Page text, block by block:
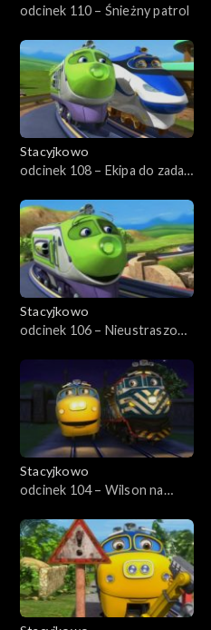
odcinek 110 – Śnieżny patrol
Stacyjkowo
odcinek 108 – Ekipa do zadań
Stacyjkowo
odcinek 106 – Nieustraszony
Stacyjkowo
odcinek 104 – Wilson na